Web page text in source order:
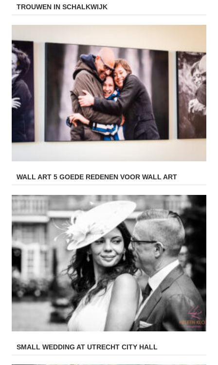
TROUWEN IN SCHALKWIJK
WALL ART 5 GOEDE REDENEN VOOR WALL ART
SMALL WEDDING AT UTRECHT CITY HALL